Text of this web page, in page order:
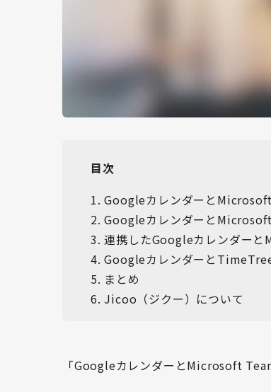
目次
1.Googleカレンダーと
2.Googleカレンダーと
3.連携したGoogleカレンダー
4.Googleカレンダーと
5. まとめ
6. Jicoo（ジクー）について
「GoogleカレンダーとMicrosoft